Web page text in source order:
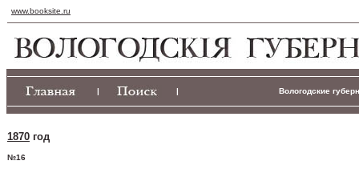
www.booksite.ru
| | Вологодские
1870 год
№16